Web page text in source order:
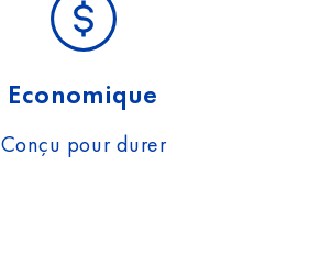
Economique
Conçu pour durer